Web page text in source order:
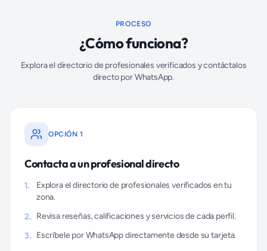
PROCESO
¿Cómo funciona?
Explora el directorio de profesionales verificados y contáctalos
directo por WhatsApp.
OPCIÓN 1
Contacta a un profesional directo
1.
Explora el directorio de profesionales verificados en tu
zona.
2. Revisa reseñas, calificaciones y servicios de cada perfil.
3. Escríbele por WhatsApp directamente desde su tarjeta.